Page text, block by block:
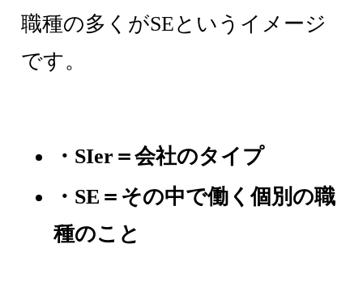
職種の多くがSEというイメージ
です。
・SIer＝会社のタイプ
・SE＝その中で働く個別の職
種のこと